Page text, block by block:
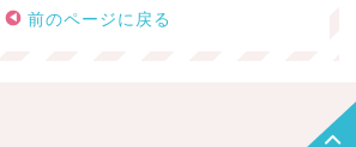
改善のための分析
前のページに戻る